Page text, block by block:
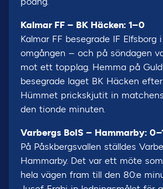
Kalmar FF – BK Häcken: 1–0
Kalmar FF besegrade IF Elfsborg
omgången – och på söndagen
mot ett topplag. Hemma på
besegrade laget BK Häcken
Hümmet prickskjutit in
den tionde minuten.
Varbergs BoIS – Hammarby:
På Påskbergsvallen ställdes
Hammarby. Det var ett möte
hela vägen fram till den 80:e